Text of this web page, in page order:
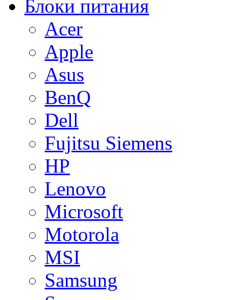
Блоки питания
Acer
Apple
Asus
BenQ
Dell
Fujitsu Siemens
HP
Lenovo
Microsoft
Motorola
MSI
Samsung